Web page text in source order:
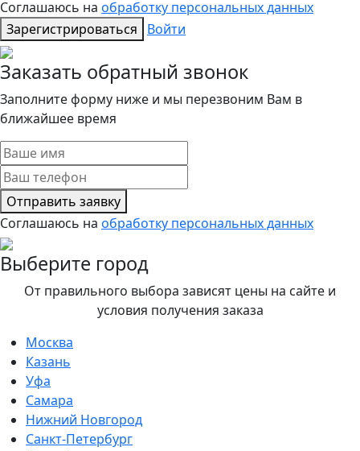
Соглашаюсь на обработку персональных данных
Зарегистрироваться
Войти
Заказать обратный звонок
Заполните форму ниже и мы перезвоним Вам в
ближайшее время
Отправить заявку
Соглашаюсь на обработку персональных данных
Выберите город
От правильного выбора зависят цены на сайте и
условия получения заказа
Москва
Казань
Уфа
Самара
Нижний Новгород
Санкт-Петербург